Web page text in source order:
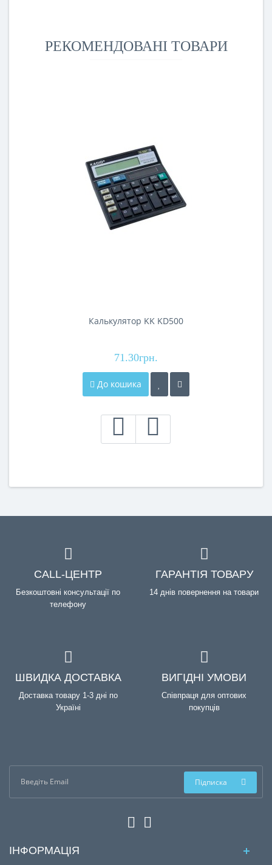
РЕКОМЕНДОВАНІ ТОВАРИ
Калькулятор KK KD500
71.30грн.
До кошика
CALL-ЦЕНТР
Безкоштовні консультації по
телефону
ГАРАНТІЯ ТОВАРУ
14 днів повернення на товари
ШВИДКА ДОСТАВКА
Доставка товару 1-3 дні по
Україні
ВИГІДНІ УМОВИ
Співпраця для оптових
покупців
Підписка
ІНФОРМАЦІЯ